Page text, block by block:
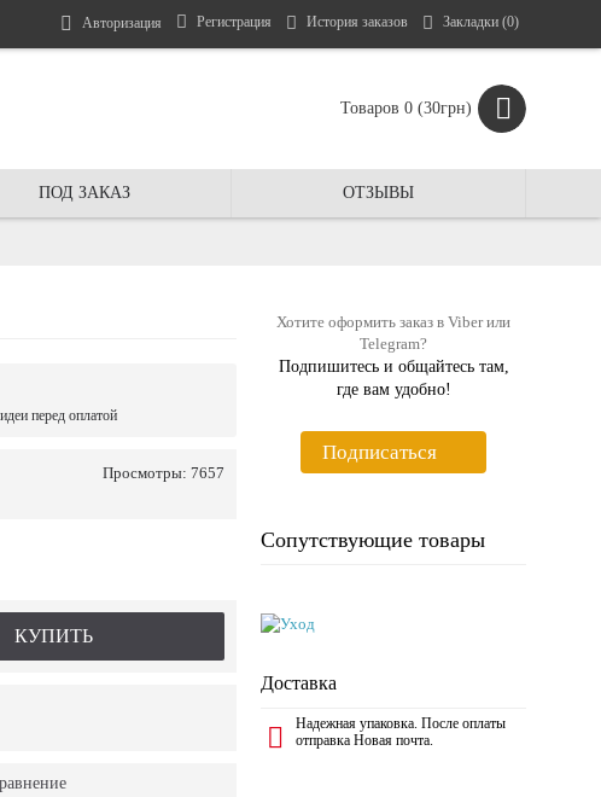
Авторизация Регистрация История заказов Закладки (0)
Товаров 0 (30грн)
ПОД ЗАКАЗ ОТЗЫВЫ
Хотите оформить заказ в Viber или
Telegram?
Подпишитесь и общайтесь там,
где вам удобно!
Подписаться
Сопутствующие товары
Доставка
Надежная упаковка. После оплаты
отправка Новая почта.
перед оплатой
Просмотры: 7657
КУПИТЬ